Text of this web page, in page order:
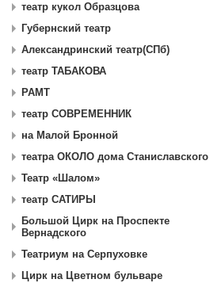
театр кукол Образцова
Губернский театр
Александринский театр(СПб)
театр ТАБАКОВА
РАМТ
театр СОВРЕМЕННИК
на Малой Бронной
театра ОКОЛО дома Станиславского
Театр «Шалом»
театр САТИРЫ
Большой Цирк на Проспекте
Вернадского
Театриум на Серпуховке
Цирк на Цветном бульваре